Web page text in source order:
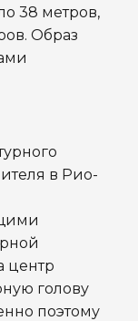
38 метров,
Образ
в Рио-
центр
голову
поэтому